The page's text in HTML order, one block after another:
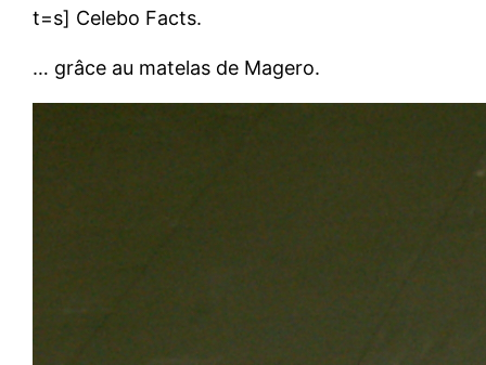
t=s] Celebo Facts.
… grâce au matelas de Magero.